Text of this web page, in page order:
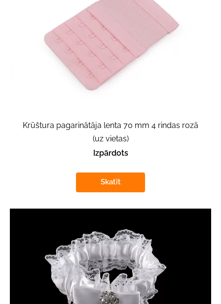
Krūštura pagarinātāja lenta 70 mm 4 rindas rozā
(uz vietas)
Izpārdots
Skatīt